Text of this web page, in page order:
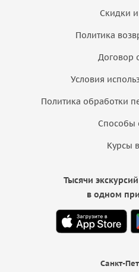
Скидки
Политика
Договор
Условия
Политика обработки
Способы
Курсы
Санкт-
Тысячи
в одном